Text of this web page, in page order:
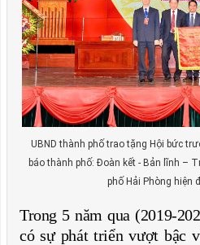
UBND thành phố trao tặng Hội bức
báo thành phố: Đoàn kết - Bản lĩnh –
phố Hải Phòng hiện
Trong 5 năm qua (2019-
có sự phát triển vượt bậc